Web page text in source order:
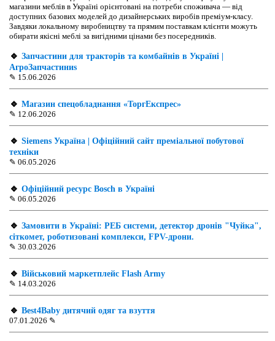
магазини меблів в Україні орієнтовані на потреби споживача — від
доступних базових моделей до дизайнерських виробів преміум-класу.
Завдяки локальному виробництву та прямим поставкам клієнти можуть
обирати якісні меблі за вигідними цінами без посередників.
🔹 Запчастини для тракторів та комбайнів в Україні |
АгроЗапчастиниs
✎ 15.06.2026
🔹 Магазин спецобладнання «ТоргЕкспрес»
✎ 12.06.2026
🔹 Siemens Україна | Офіційний сайт преміальної побутової
техніки
✎ 06.05.2026
🔹 Офіційний ресурс Bosch в Україні
✎ 06.05.2026
🔹 Замовити в Україні: РЕБ системи, детектор дронів "Чуйка",
сіткомет, роботизовані комплекси, FPV-дрони.
✎ 30.03.2026
🔹 Військовий маркетплейс Flash Army
✎ 14.03.2026
🔹 Best4Baby дитячий одяг та взуття
07.01.2026 ✎